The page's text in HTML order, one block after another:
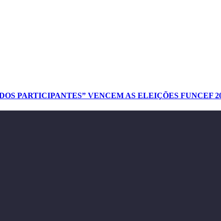
PARTICIPANTES” VENCEM AS ELEIÇÕES FUNCEF